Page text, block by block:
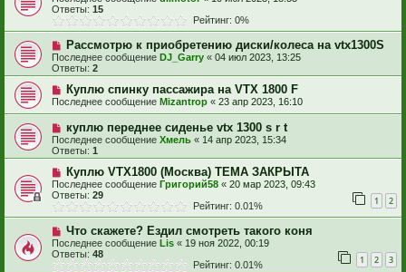
Ответы: 15
Рейтинг: 0%
Рассмотрю к приобретению диски/колеса на vtx1300S
Последнее сообщение DJ_Garry « 04 июл 2023, 13:25
Ответы: 2
Куплю спинку пассажира на VTX 1800 F
Последнее сообщение Mizantrop « 23 апр 2023, 16:10
куплю переднее сиденье vtx 1300 s r t
Последнее сообщение Хмель « 14 апр 2023, 15:34
Ответы: 1
Куплю VTX1800 (Москва) ТЕМА ЗАКРЫТА
Последнее сообщение Григорий58 « 20 мар 2023, 09:43
Ответы: 29 1 2
Рейтинг: 0.01%
Что скажете? Ездил смотреть такого коня
Последнее сообщение Lis « 19 ноя 2022, 00:19
Ответы: 48 1 2 3
Рейтинг: 0.01%